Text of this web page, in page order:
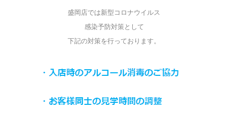
盛岡店では新型コロナウイルス
感染予防対策として
下記の対策を行っております。